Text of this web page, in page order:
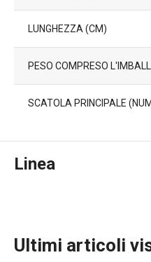
LUNGHEZZA (CM)
PESO COMPRESO
SCATOLA PRINCIPALE
Linea
Ultimi articoli